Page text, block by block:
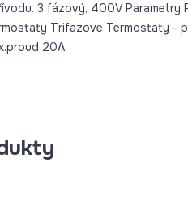
3 fázový, 400V Parametry
Trifazove Termostaty -
20A